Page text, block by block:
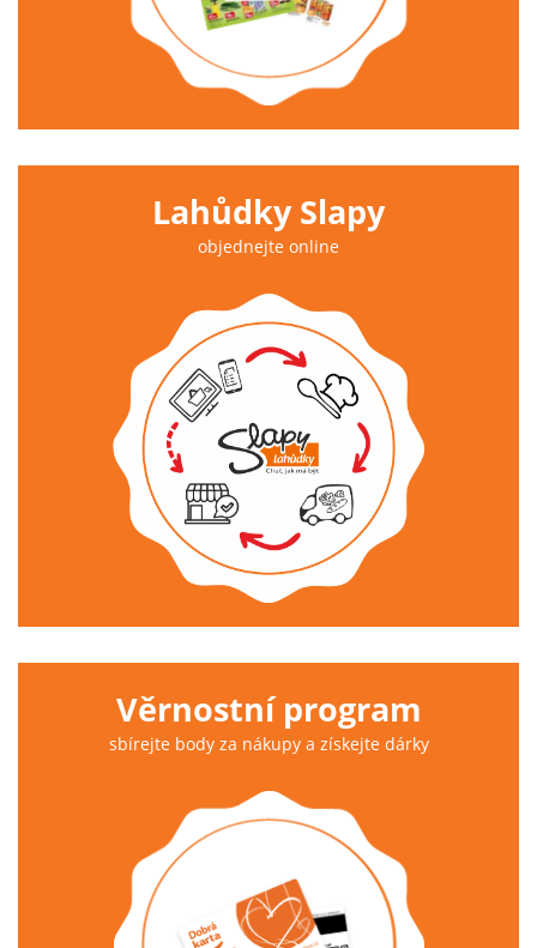
Lahůdky Slapy
objednejte online
Věrnostní program
sbírejte body za nákupy a získejte dárky